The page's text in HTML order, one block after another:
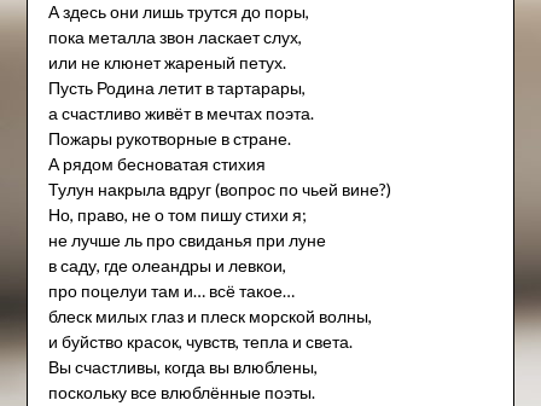
А здесь они лишь трутся до поры,
пока металла звон ласкает слух,
или не клюнет жареный петух.
Пусть Родина летит в тартарары,
а счастливо живёт в мечтах поэта.
Пожары рукотворные в стране.
А рядом бесноватая стихия
Тулун накрыла вдруг (вопрос по чьей вине?)
Но, право, не о том пишу стихи я;
не лучше ль про свиданья при луне
в саду, где олеандры и левкои,
про поцелуи там и… всё такое…
блеск милых глаз и плеск морской волны,
и буйство красок, чувств, тепла и света.
Вы счастливы, когда вы влюблены,
поскольку все влюблённые поэты.